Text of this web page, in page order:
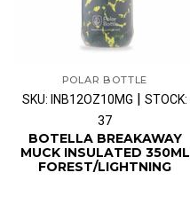
POLAR BOTTLE
SKU: INB12OZ10MG
STOCK:
37
BOTELLA BREAKAWAY
MUCK INSULATED 350ML
FOREST/LIGHTNING